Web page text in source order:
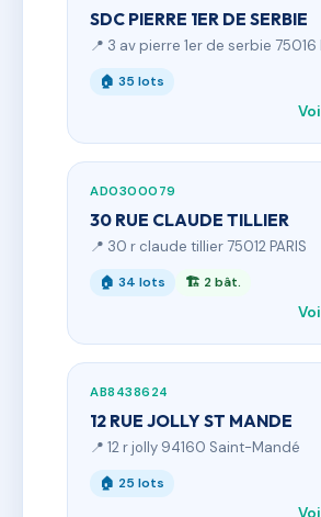
SDC PIERRE 1ER DE SERBIE
📍 3 av pierre 1er de serbie 75016
🏠 35 lots
AD0300079
30 RUE CLAUDE TILLIER
📍 30 r claude tillier 75012 PARIS
🏠 34 lots 🏗 2 bât.
AB8438624
12 RUE JOLLY ST MANDE
📍 12 r jolly 94160 Saint-Mandé
🏠 25 lots